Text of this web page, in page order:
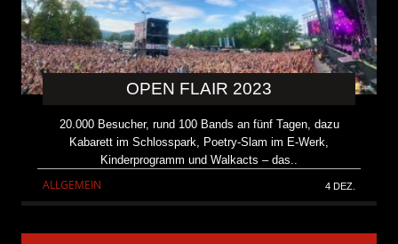
OPEN FLAIR 2023
20.000 Besucher, rund 100 Bands an fünf Tagen, dazu
Kabarett im Schlosspark, Poetry-Slam im E-Werk,
Kinderprogramm und Walkacts – das..
ALLGEMEIN 4 DEZ.